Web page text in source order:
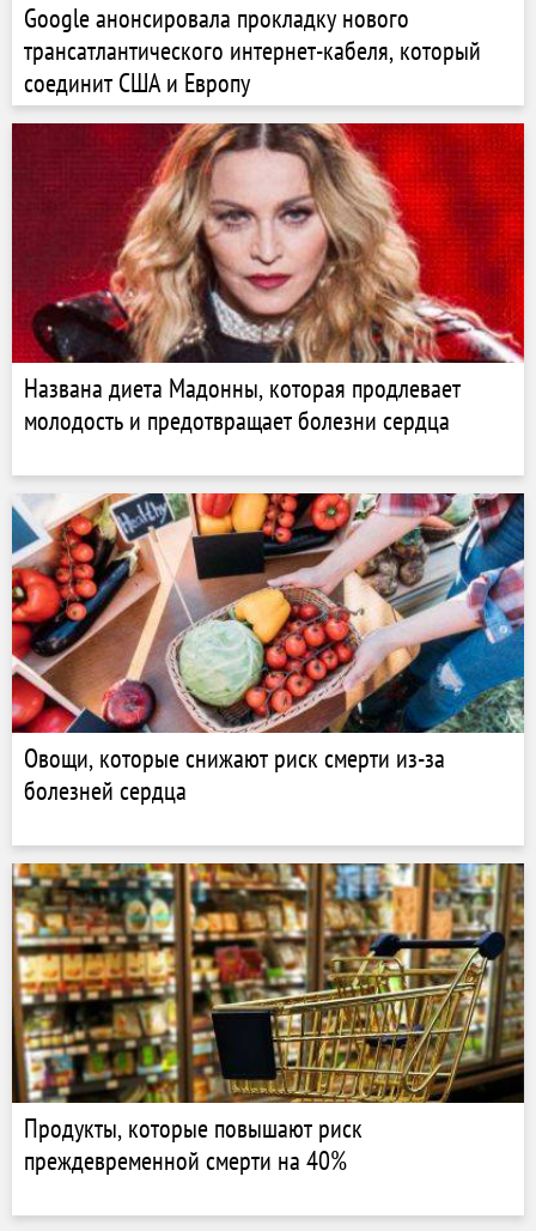
Google анонсировала прокладку нового
трансатлантического интернет-кабеля, который
соединит США и Европу
Названа диета Мадонны, которая продлевает
молодость и предотвращает болезни сердца
Овощи, которые снижают риск смерти из-за
болезней сердца
Продукты, которые повышают риск
преждевременной смерти на 40%